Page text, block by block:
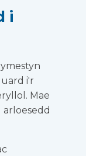
i
i'r
Mae